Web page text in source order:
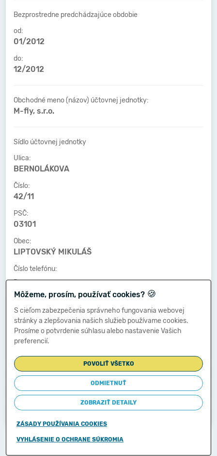
Bezprostredne predchádzajúce obdobie
od:
01/2012
do:
12/2012
Obchodné meno (názov) účtovnej jednotky:
M-fly, s.r.o.
Sídlo účtovnej jednotky
Ulica:
BERNOLÁKOVA
Číslo:
42/11
PSČ:
03101
Obec:
LIPTOVSKÝ MIKULÁŠ
Číslo telefónu:
-
Číslo faxu:
-
E-mailová adresa:
-
Zostavená dňa:
18.03.2014
Schválená dňa:
-
Môžeme, prosím, používať cookies? 🍪
S cieľom zabezpečenia správneho fungovania webovej
stránky a zlepšovania našich služieb používame cookies.
Prosíme o potvrdenie súhlasu alebo nastavenie Vašich
preferencií.
POVOLIŤ VŠETKO
ODMIETNUŤ
ZOBRAZIŤ DETAILY
ZÁSADY POUŽÍVANIA COOKIES
VYHLÁSENIE O OCHRANE SÚKROMIA
Copyright © 2011-2026